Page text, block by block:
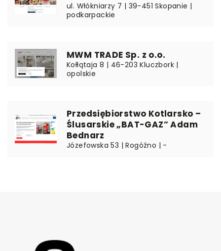
ul. Włókniarzy 7 | 39-451 Skopanie |
podkarpackie
MWM TRADE Sp. z o.o.
Kołłątaja 8 | 46-203 Kluczbork |
opolskie
Przedsiębiorstwo Kotlarsko –
Ślusarskie „BAT-GAZ” Adam
Bednarz
Józefowska 53 | Rogóźno | -